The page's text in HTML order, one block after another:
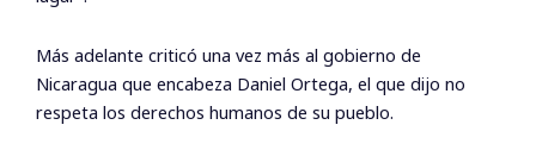
Más adelante criticó una vez más al gobierno de
Nicaragua que encabeza Daniel Ortega, el que dijo no
respeta los derechos humanos de su pueblo.